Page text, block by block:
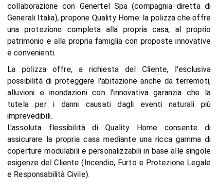
collaborazione con Genertel Spa (compagnia diretta di
Generali Italia), propone Quality Home: la polizza che offre
una protezione completa alla propria casa, al proprio
patrimonio e alla propria famiglia con proposte innovative
e convenienti.
La polizza offre, a richiesta del Cliente, l'esclusiva
possibilità di proteggere l'abitazione anche da terremoti,
alluvioni e inondazioni con l'innovativa garanzia che la
tutela per i danni causati dagli eventi naturali più
imprevedibili.
L'assoluta flessibilità di Quality Home consente di
assicurare la propria casa mediante una ricca gamma di
coperture modulabili e personalizzabili in base alle singole
esigenze del Cliente (Incendio, Furto e Protezione Legale
e Responsabilità Civile).